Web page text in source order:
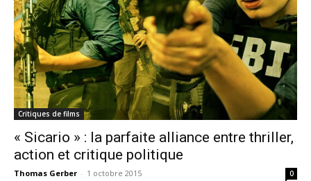
Critiques de films
« Sicario » : la parfaite alliance entre thriller,
action et critique politique
Thomas Gerber - 1 octobre 2015 0